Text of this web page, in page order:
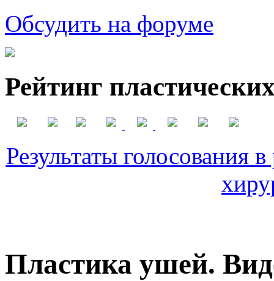
Обсудить на форуме
Рейтинг
Результаты голосования
Пластика ушей.